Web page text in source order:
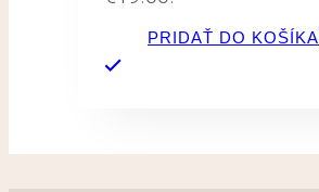
PRIDAŤ DO KOŠÍKA